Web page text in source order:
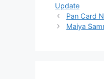
Update
Pan Card
Maiya